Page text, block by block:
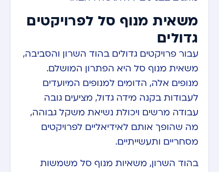
משאית מנוף סל לפרויקטים
גדולים
עבור פרויקטים גדולים בהוד השרון והסביבה,
משאית מנוף סל היא הפתרון המושלם.
מנופים אלה, הדומים למנופים המיועדים
לעבודות בקנה מידה גדול, מציעים גובה
עבודה מרשים ויכולת נשיאת משקל גבוהה,
מה שהופך אותם לאידיאליים לפרויקטים
מסחריים ותעשייתיים.
בהוד השרון, משאיות מנוף סל משמשות